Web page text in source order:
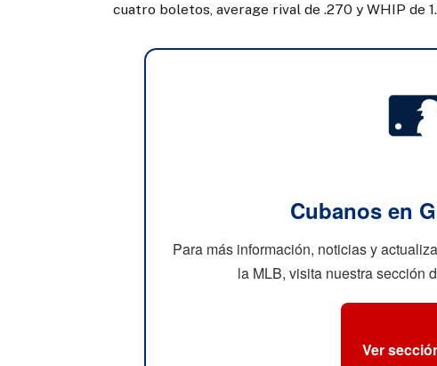
cuatro boletos, average rival de .270 y WHIP de
Cubanos en
Para más información, noticias y
la MLB, visita nuestra sección
Ver